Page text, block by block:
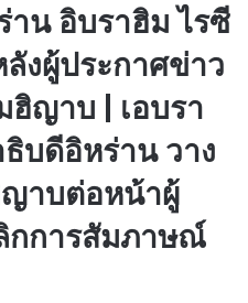
น อิบราฮิม ไรซี
งผู้ประกาศข่าว
ญาบ | เอบรา
บดีอิหร่าน วาง
ญาบต่อหน้าผู้
กการสัมภาษณ์